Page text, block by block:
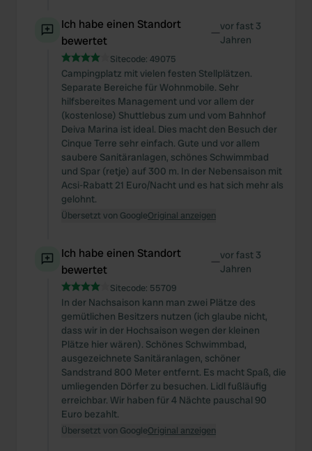
Ich habe einen Standort
bewertet
—vor fast 3
Jahren
Sitecode: 49075
Campingplatz mit vielen festen Stellplätzen.
Separate Bereiche für Wohnmobile. Sehr
hilfsbereites Management und vor allem der
(kostenlose) Shuttlebus zum und vom Bahnhof
Deiva Marina ist ideal. Dies macht den Besuch der
Cinque Terre sehr einfach. Gute und vor allem
saubere Sanitäranlagen, schönes Schwimmbad
und Spar (retje) auf 300 m. In der Nebensaison mit
Acsi-Rabatt 21 Euro/Nacht und es hat sich mehr als
gelohnt.
Übersetzt von GoogleOriginal anzeigen
Ich habe einen Standort
bewertet
—vor fast 3
Jahren
Sitecode: 55709
In der Nachsaison kann man zwei Plätze des
gemütlichen Besitzers nutzen (ich glaube nicht,
dass wir in der Hochsaison wegen der kleinen
Plätze hier wären). Schönes Schwimmbad,
ausgezeichnete Sanitäranlagen, schöner
Sandstrand 800 Meter entfernt. Es macht Spaß, die
umliegenden Dörfer zu besuchen. Lidl fußläufig
erreichbar. Wir haben für 4 Nächte pauschal 90
Euro bezahlt.
Übersetzt von GoogleOriginal anzeigen